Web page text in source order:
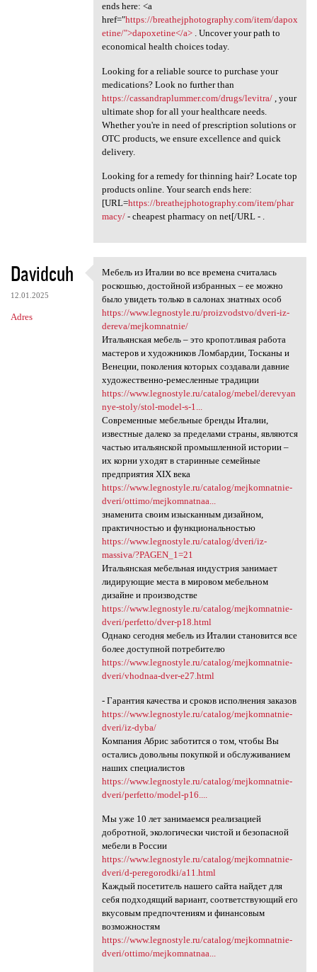
ends here: <a
href="https://breathejphotography.com/item/dapox
etine/">dapoxetine</a>. Uncover your path to
economical health choices today.
Looking for a reliable source to purchase your
medications? Look no further than
https://cassandraplummer.com/drugs/levitra/, your
ultimate shop for all your healthcare needs.
Whether you're in need of prescription solutions or
OTC products, we ensure excellence and quick
delivery.
Looking for a remedy for thinning hair? Locate top
products online. Your search ends here:
[URL=https://breathejphotography.com/item/phar
macy/- cheapest pharmacy on net[/URL - .
Davidcuh
12.01.2025
Adres
Мебель из Италии во все
Мебель из Италии во все времена считалась
роскошью, достойной избранных – ее можно
было увидеть только в салонах знатных особ
https://www.legnostyle.ru/proizvodstvo/dveri-iz-
dereva/mejkomnatnie/
Итальянская мебель – это кропотливая работа
мастеров и художников Ломбардии, Тосканы и
Венеции, поколения которых создавали давние
художественно-ремесленные традиции
https://www.legnostyle.ru/catalog/mebel/derevyan
nye-stoly/stol-model-s-1...
Современные мебельные бренды Италии,
известные далеко за пределами страны, являются
частью итальянской промышленной истории –
их корни уходят в старинные семейные
предприятия ХІХ века
https://www.legnostyle.ru/catalog/mejkomnatnie-
dveri/ottimo/mejkomnatnaa...
знаменита своим изысканным дизайном,
практичностью и функциональностью
https://www.legnostyle.ru/catalog/dveri/iz-
massiva/?PAGEN_1=21
Итальянская мебельная индустрия занимает
лидирующие места в мировом мебельном
дизайне и производстве
https://www.legnostyle.ru/catalog/mejkomnatnie-
dveri/perfetto/dver-p18.html
Однако сегодня мебель из Италии становится все
более доступной потребителю
https://www.legnostyle.ru/catalog/mejkomnatnie-
dveri/vhodnaa-dver-e27.html
- Гарантия качества и сроков исполнения заказов
https://www.legnostyle.ru/catalog/mejkomnatnie-
dveri/iz-dyba/
Компания Абрис заботится о том, чтобы Вы
остались довольны покупкой и обслуживанием
наших специалистов
https://www.legnostyle.ru/catalog/mejkomnatnie-
dveri/perfetto/model-p16....
Мы уже 10 лет занимаемся реализацией
добротной, экологически чистой и безопасной
мебели в России
https://www.legnostyle.ru/catalog/mejkomnatnie-
dveri/d-peregorodki/a11.html
Каждый посетитель нашего сайта найдет для
себя подходящий вариант, соответствующий его
вкусовым предпочтениям и финансовым
возможностям
https://www.legnostyle.ru/catalog/mejkomnatnie-
dveri/ottimo/mejkomnatnaa...